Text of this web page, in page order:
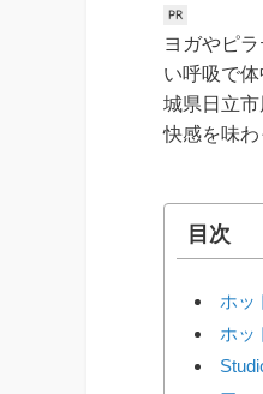
ヨガやピ
い呼吸で
城県日立
快感を味わ
目次
ホッ
ホッ